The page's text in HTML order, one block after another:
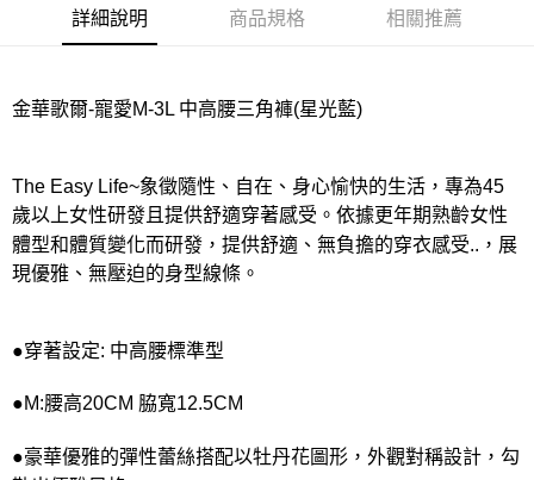
每筆NT$220
付款後門市自取
詳細說明 商品規格 相關推薦
金華歌爾-寵愛M-3L 中高腰三角褲(星光藍)
The Easy Life~象徵隨性、自在、身心愉快的生活，專為45
歲以上女性研發且提供舒適穿著感受。依據更年期熟齡女性
體型和體質變化而研發，提供舒適、無負擔的穿衣感受..，展
現優雅、無壓迫的身型線條。
●穿著設定: 中高腰標準型
●M:腰高20CM 脇寬12.5CM
●豪華優雅的彈性蕾絲搭配以牡丹花圖形，外觀對稱設計，勾